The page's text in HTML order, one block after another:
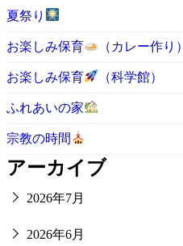
夏祭り
お楽しみ保育 （カレー作り）
お楽しみ保育 （科学館）
ふれあいの家
宗教の時間
アーカイブ
2026年7月
2026年6月